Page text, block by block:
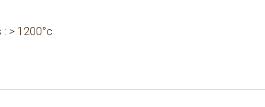
> 1200°c